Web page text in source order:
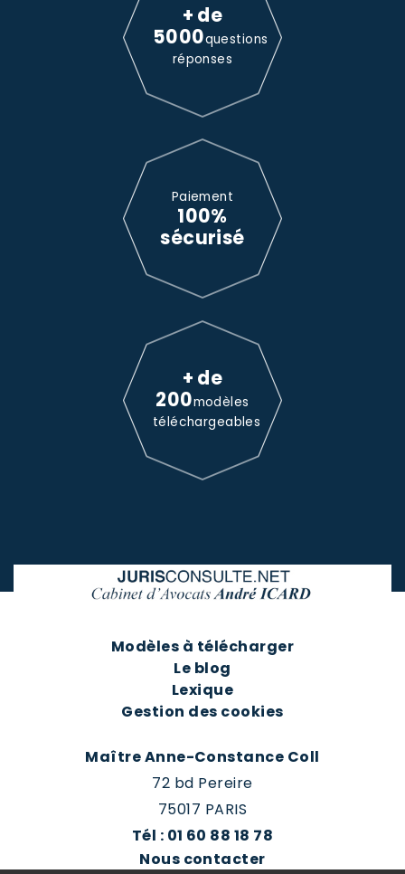
+ de
5000questions
réponses
Paiement
100%
sécurisé
+ de
200modèles
téléchargeables
Modèles à télécharger
Le blog
Lexique
Gestion des cookies
Maître Anne-Constance Coll
72 bd Pereire
75017 PARIS
Tél : 01 60 88 18 78
Nous contacter